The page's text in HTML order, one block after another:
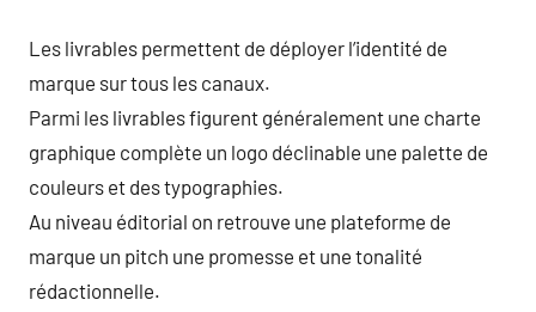
Les livrables permettent de déployer l’identité de
marque sur tous les canaux.
Parmi les livrables figurent généralement une charte
graphique complète un logo déclinable une palette de
couleurs et des typographies.
Au niveau éditorial on retrouve une plateforme de
marque un pitch une promesse et une tonalité
rédactionnelle.